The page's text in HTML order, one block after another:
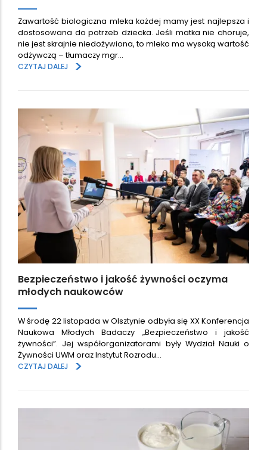
Zawartość biologiczna mleka każdej mamy jest najlepsza i
dostosowana do potrzeb dziecka. Jeśli matka nie choruje,
nie jest skrajnie niedożywiona, to mleko ma wysoką wartość
odżywczą – tłumaczy mgr…
CZYTAJ DALEJ
>
Bezpieczeństwo i jakość żywności oczyma
młodych naukowców
W środę 22 listopada w Olsztynie odbyła się XX Konferencja
Naukowa Młodych Badaczy „Bezpieczeństwo i jakość
żywności”. Jej współorganizatorami były Wydział Nauki o
Żywności UWM oraz Instytut Rozrodu…
CZYTAJ DALEJ
>